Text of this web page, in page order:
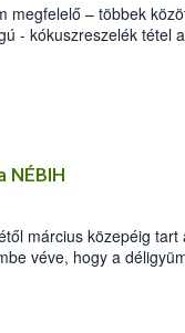
megfelelő – többek
- kókuszreszelék tétel
Magyarország Kft.
megőrzési idejű
NÉBIH
március közepéig tart
véve, hogy a
nem mindig
elrendelte, hogy
Az ellenőrzések